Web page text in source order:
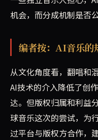
机会，而分成机制是否
编者按：AI音乐的
从文化角度看，翻唱和
AI技术的介入降低了创
达。但版权归属和利益
球音乐这次的尝试，为
过平台与版权方合作，